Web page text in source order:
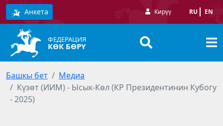
Анкета Кирүү RU EN
ФЕДЕРАЦИЯ
КӨК БӨРҮ
Башкы бет
Медиа
Күзөт (ИИМ) - Ысык-Көл (КР Президентинин Кубогу
- 2025)